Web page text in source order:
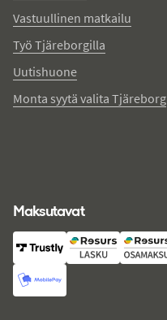
Vastuullinen matkailu
Työ Tjäreborgilla
Uutishuone
Monta syytä valita Tjäreborg
Maksutavat